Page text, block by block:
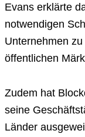
Evans erklärte
notwendigen
Unternehmen
öffentlichen
Zudem hat
seine
Länder